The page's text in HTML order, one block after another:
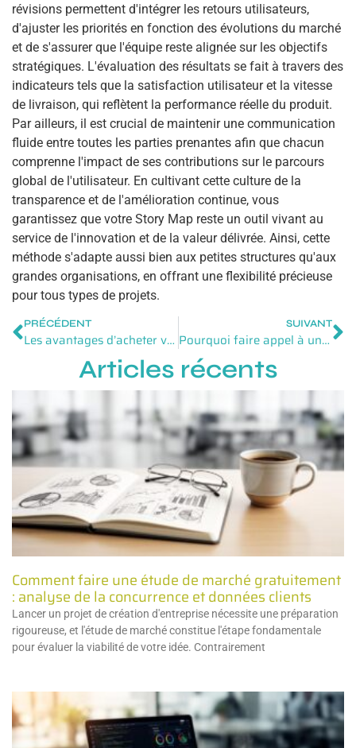
révisions permettent d'intégrer les retours utilisateurs,
d'ajuster les priorités en fonction des évolutions du marché
et de s'assurer que l'équipe reste alignée sur les objectifs
stratégiques. L'évaluation des résultats se fait à travers des
indicateurs tels que la satisfaction utilisateur et la vitesse
de livraison, qui reflètent la performance réelle du produit.
Par ailleurs, il est crucial de maintenir une communication
fluide entre toutes les parties prenantes afin que chacun
comprenne l'impact de ses contributions sur le parcours
global de l'utilisateur. En cultivant cette culture de la
transparence et de l'amélioration continue, vous
garantissez que votre Story Map reste un outil vivant au
service de l'innovation et de la valeur délivrée. Ainsi, cette
méthode s'adapte aussi bien aux petites structures qu'aux
grandes organisations, en offrant une flexibilité précieuse
pour tous types de projets.
PRÉCÉDENT
Les avantages d’acheter vos matières premières et emballages chez un grossiste alimentaire
SUIVANT
Pourquoi faire appel à un avocat en cybercriminalité pour protéger votre entreprise
Articles récents
Comment faire une étude de marché gratuitement
: analyse de la concurrence et données clients
Lancer un projet de création d'entreprise nécessite une préparation
rigoureuse, et l'étude de marché constitue l'étape fondamentale
pour évaluer la viabilité de votre idée. Contrairement